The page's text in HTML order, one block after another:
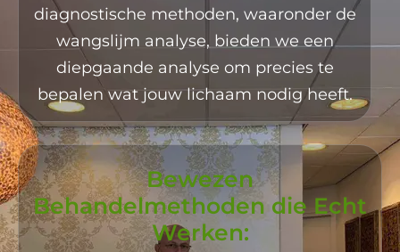
diagnostische methoden, waaronder de
wangslijm analyse, bieden we een
diepgaande analyse om precies te
bepalen wat jouw lichaam nodig heeft.
Bewezen
Behandelmethoden die Echt
Werken: